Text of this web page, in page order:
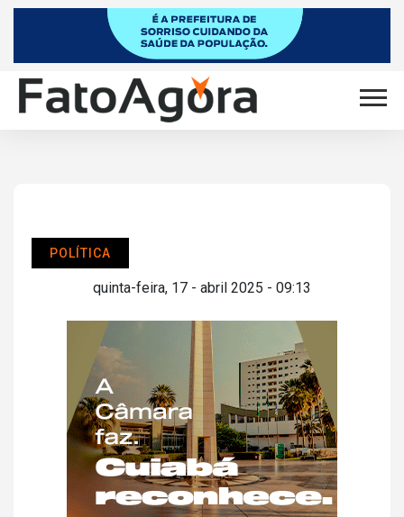
POLÍTICA
quinta-feira, 17 - abril 2025 - 09:13